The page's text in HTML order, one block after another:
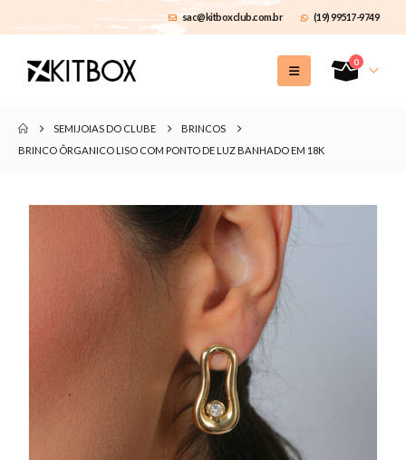
sac@kitboxclub.com.br (19) 99517-9749
0
SEMIJOIAS DO CLUBE
BRINCOS
BRINCO ÔRGANICO LISO COM PONTO DE LUZ BANHADO EM 18K